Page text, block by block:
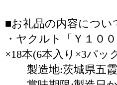
■お礼品の内容につい
・ヤクルト「Ｙ１０
×18本(6本入り×3パッ
製造地:茨城県五